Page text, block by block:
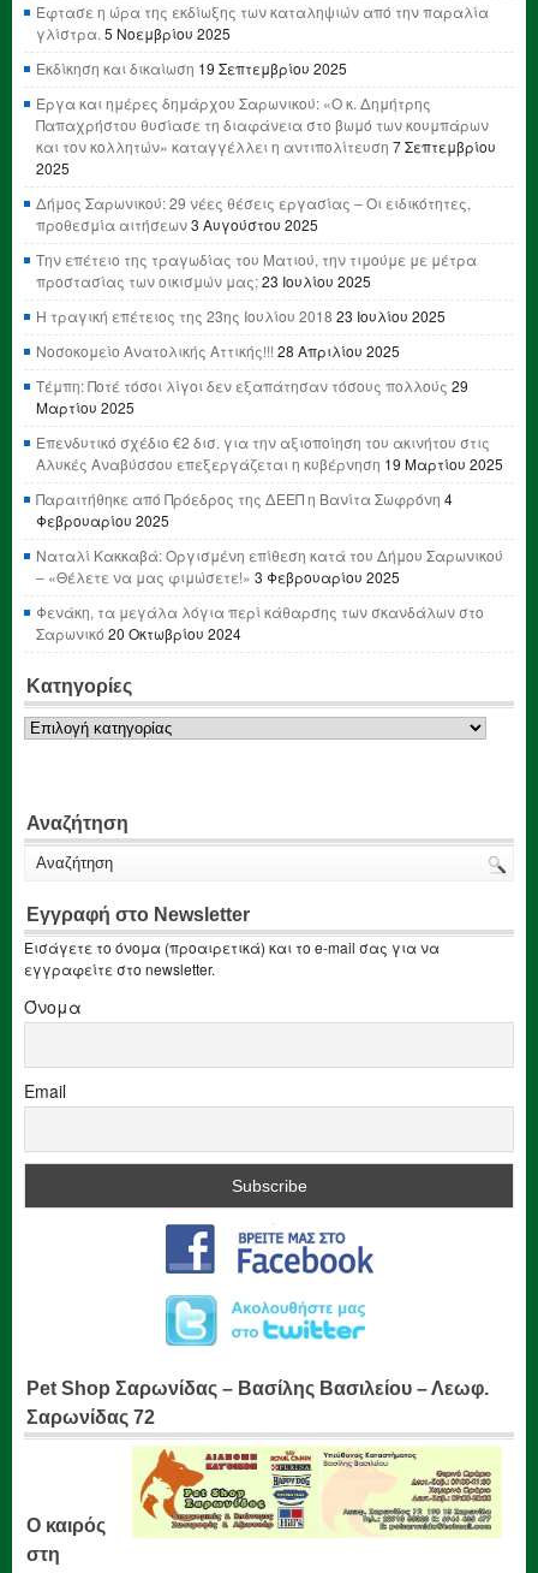
Έφτασε η ώρα της εκδίωξης των καταληψιών από την παραλία
γλίστρα.5 Νοεμβρίου 2025
Εκδίκηση και δικαίωση 19 Σεπτεμβρίου 2025
Έργα και ημέρες δημάρχου Σαρωνικού: «Ο κ. Δημήτρης
Παπαχρήστου θυσίασε τη διαφάνεια στο βωμό των κουμπάρων
και τον κολλητών» καταγγέλλει η αντιπολίτευση 7 Σεπτεμβρίου
2025
Δήμος Σαρωνικού: 29 νέες θέσεις εργασίας – Οι ειδικότητες,
προθεσμία αιτήσεων3 Αυγούστου 2025
Την επέτειο της τραγωδίας του Ματιού, την τιμούμε με μέτρα
προστασίας των οικισμών μας;23 Ιουλίου 2025
Η τραγική επέτειος της 23ης Ιουλίου 2018 23 Ιουλίου 2025
Νοσοκομείο Ανατολικής Αττικής!!! 28 Απριλίου 2025
Τέμπη: Ποτέ τόσοι λίγοι δεν εξαπάτησαν τόσους πολλούς 29
Μαρτίου 2025
Επενδυτικό σχέδιο €2 δισ. για την αξιοποίηση του ακινήτου στις
Αλυκές Αναβύσσου επεξεργάζεται η κυβέρνηση 19 Μαρτίου 2025
Παραιτήθηκε από Πρόεδρος της ΔΕΕΠ η Βανίτα Σωφρόνη 4
Φεβρουαρίου 2025
Ναταλί Κακκαβά: Οργισμένη επίθεση κατά του Δήμου Σαρωνικού
– «Θέλετε να μας φιμώσετε!» 3 Φεβρουαρίου 2025
Φενάκη, τα μεγάλα λόγια περί κάθαρσης των σκανδάλων στο
Σαρωνικό 20 Οκτωβρίου 2024
Κατηγορίες
Κατηγορίες
Αναζήτηση
Εγγραφή στο Newsletter
Εισάγετε το όνομα (προαιρετικά) και το e-mail σας για να
εγγραφείτε στο newsletter.
Όνομα
Email
Pet Shop Σαρωνίδας – Βασίλης Βασιλείου – Λεωφ.
Σαρωνίδας 72
Ο καιρός
στη